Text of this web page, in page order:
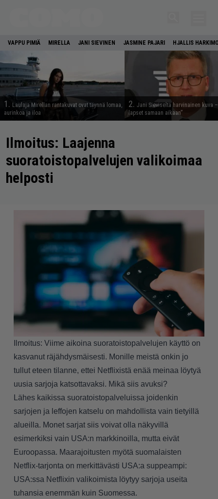
VAPPU PIMIÄ MIRELLA JANI SIEVINEN JASMINE PAJARI HJALLIS
1. Laulaja Mirellan rantakuvat ovat täynnä lomaa,
aurinkoa ja iloa
2. Jani Sieviseltä harvinainen kuva
lapset samaan aikaan”
Ilmoitus: Laajenna
suoratoistopalvelujen valikoimaa
helposti
Ilmoitus: Viime aikoina suoratoistopalvelujen käyttö on
kasvanut räjähdysmäisesti. Monille meistä onkin jo
tullut eteen tilanne, ettei Netflixistä enää meinaa löytyä
uusia sarjoja katsottavaksi. Mikä siis avuksi?
Lähes kaikissa suoratoistopalveluissa joidenkin
sarjojen ja leffojen katselu on mahdollista vain tietyillä
alueilla. Monet sarjat siis voivat olla näkyvillä
esimerkiksi vain USA:n markkinoilla, mutta eivät
Euroopassa. Maarajoitusten myötä suomalaisten
Netflix-tarjonta on merkittävästi USA:a suppeampi:
USA:ssa Netflixin valikoimista löytyy sarjoja useita
tuhansia enemmän kuin Suomessa.